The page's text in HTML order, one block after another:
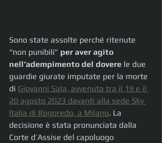
Sono state assolte perché ritenute
“non punibili” per aver agito
nell’adempimento del dovere le due
guardie giurate imputate per la morte
di Giovanni Sala, avvenuta tra il 19 e il
20 agosto 2023 davanti alla sede Sky
Italia di Rogoredo, a Milano. La
decisione è stata pronunciata dalla
Corte d’Assise del capoluogo